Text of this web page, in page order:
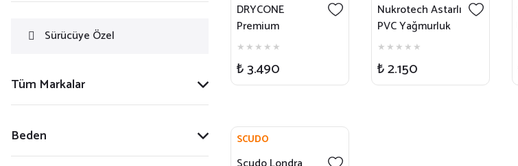
Sürücüye Özel
Tüm Markalar
Beden
DRYCONE
Premium
Motosiklet
Yağmurluk Takımı
₺ 3.490
Nukrotech Astarlı
PVC Yağmurluk
₺ 2.150
SCUDO